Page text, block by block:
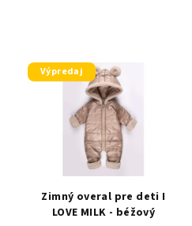
Výpredaj
Zimný overal pre deti I
LOVE MILK - béžový